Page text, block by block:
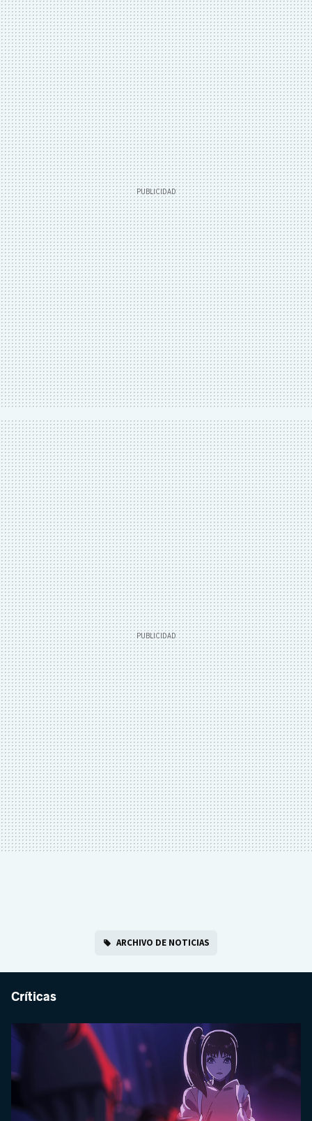
ARCHIVO DE NOTICIAS
Críticas